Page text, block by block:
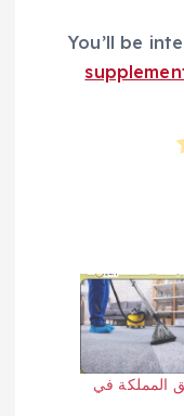
You’ll be
المملكة في